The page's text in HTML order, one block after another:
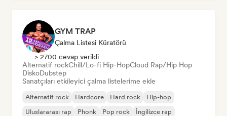
GYM TRAP
Çalma Listesi Küratörü
> 2700 cevap verildi
Alternatif rockChill/Lo-fi Hip-HopCloud Rap/Hip Hop
DiskoDubstep
Sanatçıları etkileyici çalma listelerime ekle
Alternatif rock Hardcore Hard rock
Hip-hop
Uluslararası rap
Phonk Pop rock İngilizce rap